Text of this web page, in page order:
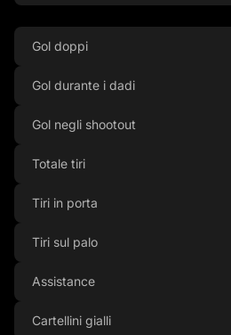
Gol doppi
Gol durante i dadi
Gol negli shootout
Totale tiri
Tiri in porta
Tiri sul palo
Assistance
Cartellini gialli